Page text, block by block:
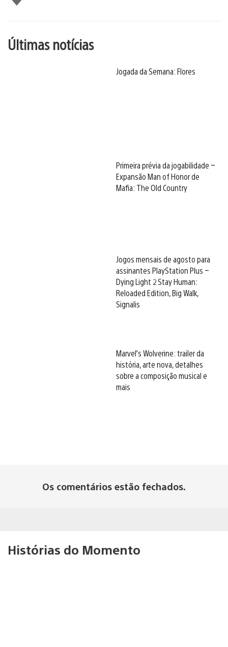
Últimas notícias
Jogada da Semana: Flores
Primeira prévia da jogabilidade –
Expansão Man of Honor de
Mafia: The Old Country
Jogos mensais de agosto para
assinantes PlayStation Plus –
Dying Light 2 Stay Human:
Reloaded Edition, Big Walk,
Signalis
Marvel’s Wolverine: trailer da
história, arte nova, detalhes
sobre a composição musical e
mais
Os comentários estão fechados.
Histórias do Momento